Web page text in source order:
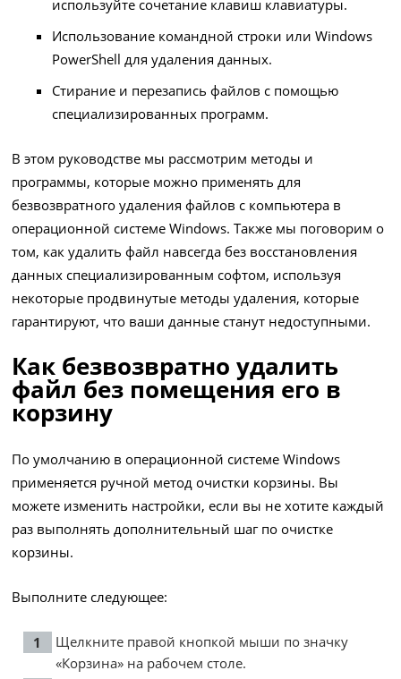
используйте сочетание клавиш клавиатуры.
Использование командной строки или Windows
PowerShell для удаления данных.
Стирание и перезапись файлов с помощью
специализированных программ.
В этом руководстве мы рассмотрим методы и
программы, которые можно применять для
безвозвратного удаления файлов с компьютера в
операционной системе Windows. Также мы поговорим о
том, как удалить файл навсегда без восстановления
данных специализированным софтом, используя
некоторые продвинутые методы удаления, которые
гарантируют, что ваши данные станут недоступными.
Как безвозвратно удалить
файл без помещения его в
корзину
По умолчанию в операционной системе Windows
применяется ручной метод очистки корзины. Вы
можете изменить настройки, если вы не хотите каждый
раз выполнять дополнительный шаг по очистке
корзины.
Выполните следующее:
Щелкните правой кнопкой мыши по значку
«Корзина» на рабочем столе.